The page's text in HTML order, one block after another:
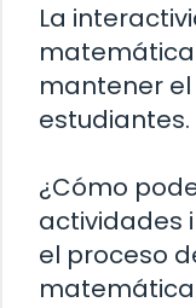
La
mantener
estudiantes.
¿Cómo
actividades
el proceso